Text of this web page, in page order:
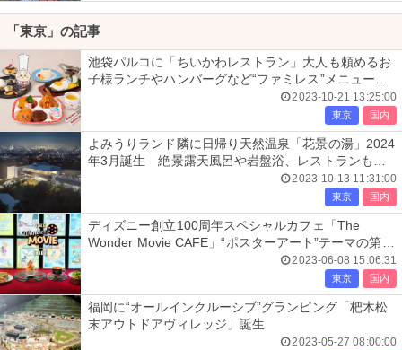
「東京」の記事
池袋パルコに「ちいかわレストラン」大人も頼めるお
子様ランチやハンバーグなど“ファミレス”メニュー充
2023-10-21 13:25:00
東京 国内
よみうりランド隣に日帰り天然温泉「花景の湯」2024
年3月誕生 絶景露天風呂や岩盤浴、レストランも出
2023-10-13 11:31:00
東京 国内
ディズニー創立100周年スペシャルカフェ「The
Wonder Movie CAFE」“ポスターアート”テーマの第2
2023-06-08 15:06:31
東京 国内
福岡に“オールインクルーシブ”グランピング「杷木松
末アウトドアヴィレッジ」誕生
2023-05-27 08:00:00